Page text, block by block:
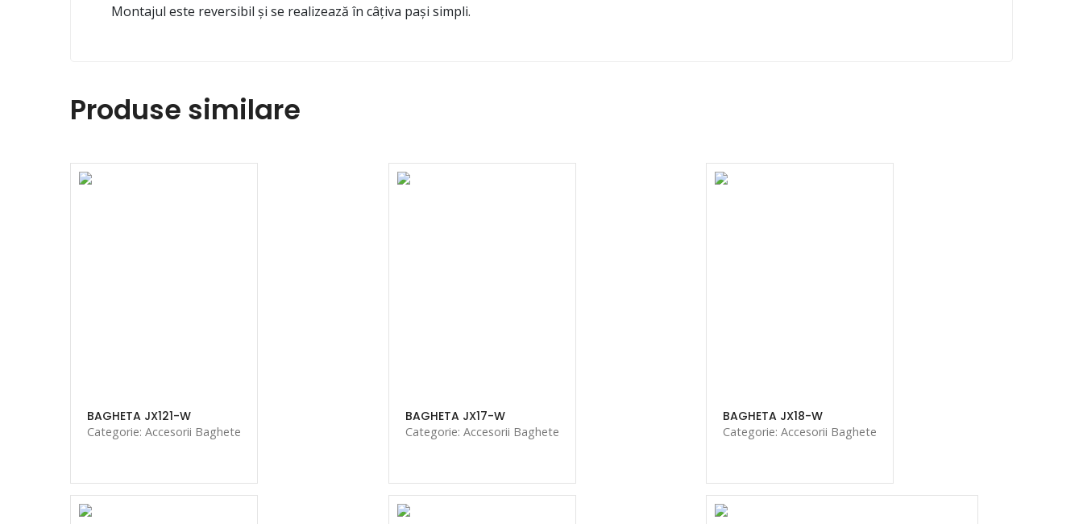
Montajul este reversibil și se realizează în câțiva pași simpli.
Produse similare
BAGHETA JX121-W
Categorie: Accesorii Baghete
BAGHETA JX17-W
Categorie: Accesorii Baghete
BAGHETA JX18-W
Categorie: Accesorii Baghete